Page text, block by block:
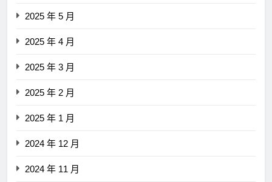
2025 年 5 月
2025 年 4 月
2025 年 3 月
2025 年 2 月
2025 年 1 月
2024 年 12 月
2024 年 11 月